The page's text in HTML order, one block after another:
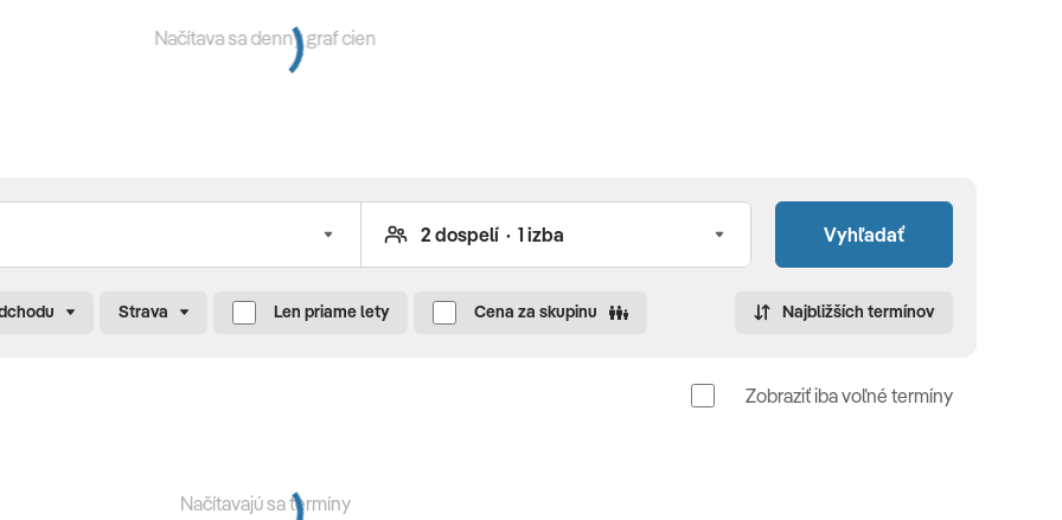
• vnútorný bazén • masáže • rôzne skrášľovacie
Načítava sa denný graf cien
Vyhľadať
Strava Len priame lety Cena za skupinu Najbližších termínov
Zobraziť iba voľné termíny
Načítavajú sa termíny